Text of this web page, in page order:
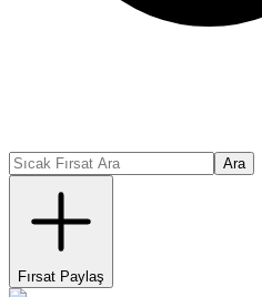
Ara
Fırsat Paylaş